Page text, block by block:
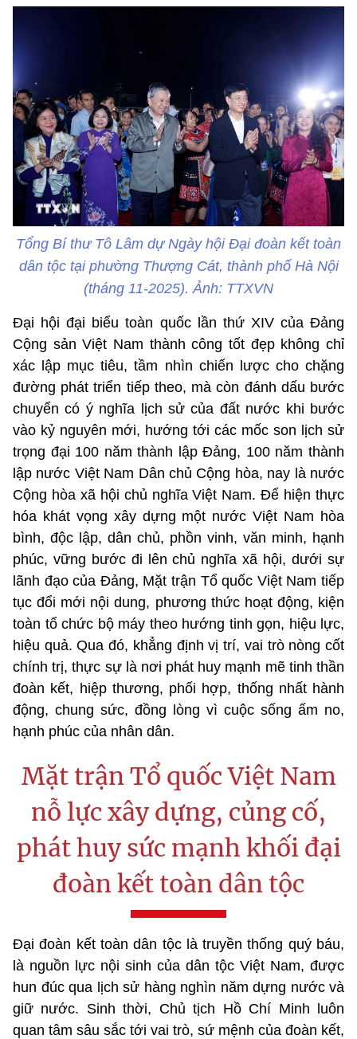
Tổng Bí thư Tô Lâm dự Ngày hội Đại đoàn kết toàn
dân tộc tại phường Thượng Cát, thành phố Hà Nội
(tháng 11-2025). Ảnh: TTXVN
Đại hội đại biểu toàn quốc lần thứ XIV của Đảng
Cộng sản Việt Nam thành công tốt đẹp không chỉ
xác lập mục tiêu, tầm nhìn chiến lược cho chặng
đường phát triển tiếp theo, mà còn đánh dấu bước
chuyển có ý nghĩa lịch sử của đất nước khi bước
vào kỷ nguyên mới, hướng tới các mốc son lịch sử
trọng đại 100 năm thành lập Đảng, 100 năm thành
lập nước Việt Nam Dân chủ Cộng hòa, nay là nước
Cộng hòa xã hội chủ nghĩa Việt Nam. Để hiện thực
hóa khát vọng xây dựng một nước Việt Nam hòa
bình, độc lập, dân chủ, phồn vinh, văn minh, hạnh
phúc, vững bước đi lên chủ nghĩa xã hội, dưới sự
lãnh đạo của Đảng, Mặt trận Tổ quốc Việt Nam tiếp
tục đổi mới nội dung, phương thức hoạt động, kiện
toàn tổ chức bộ máy theo hướng tinh gọn, hiệu lực,
hiệu quả. Qua đó, khẳng định vị trí, vai trò nòng cốt
chính trị, thực sự là nơi phát huy mạnh mẽ tinh thần
đoàn kết, hiệp thương, phối hợp, thống nhất hành
động, chung sức, đồng lòng vì cuộc sống ấm no,
hạnh phúc của nhân dân.
Mặt trận Tổ quốc Việt Nam
nỗ lực xây dựng, củng cố,
phát huy sức mạnh khối đại
đoàn kết toàn dân tộc
Đại đoàn kết toàn dân tộc là truyền thống quý báu,
là nguồn lực nội sinh của dân tộc Việt Nam, được
hun đúc qua lịch sử hàng nghìn năm dựng nước và
giữ nước. Sinh thời, Chủ tịch Hồ Chí Minh luôn
quan tâm sâu sắc tới vai trò, sứ mệnh của đoàn kết,